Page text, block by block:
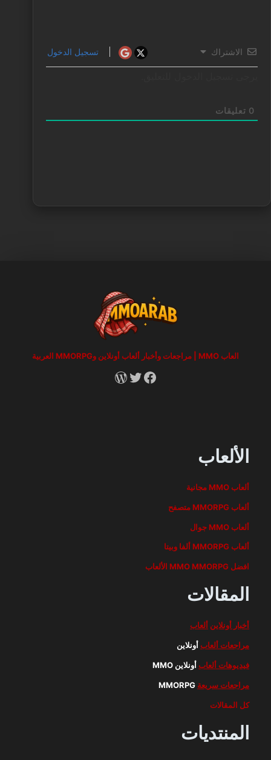
الاشتراك تسجيل الدخول
0 تعليقات
العاب MMO | مراجعات وأخبار ألعاب أونلاين وMMORPG العربية
Facebook
X
RSS
الألعاب
ألعاب MMO مجانية
ألعاب MMORPG متصفح
ألعاب MMO جوال
ألعاب MMORPG ألفا وبيتا
افضل MMO MMORPG الألعاب
المقالات
أخبار أونلاين ألعاب
مراجعات ألعاب أونلاين
فيديوهات ألعاب أونلاين MMO
مراجعات سريعة
كل المقالات
المنتديات